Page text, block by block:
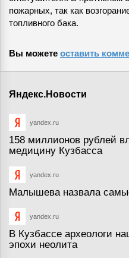
пожарных, так как
топливного бака.
Вы можете оставить
Яндекс.Новости
yandex.ru
158 миллионов рублей
медицину Кузбасса
yandex.ru
Малышева назвала
yandex.ru
В Кузбассе археологи
эпохи неолита